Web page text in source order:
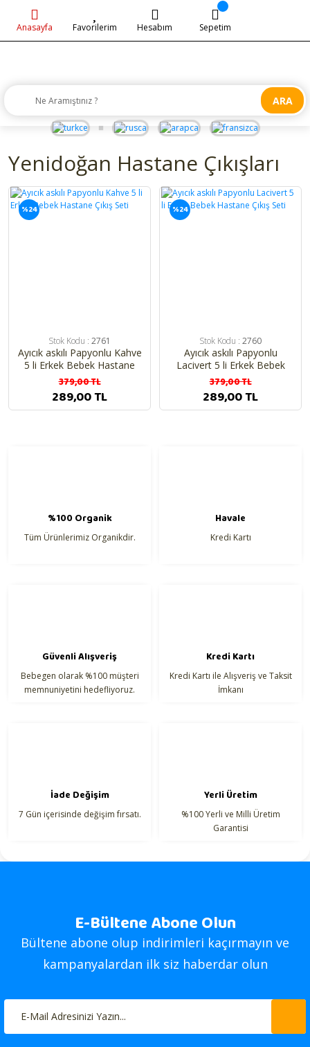
ARA
Anasayfa Favorilerim Hesabım Sepetim
Yenidoğan Hastane Çıkışları
%24
Stok Kodu : 2761
Ayıcık askılı Papyonlu Kahve
5 li Erkek Bebek Hastane
Çıkış Seti
379,00 TL
289,00 TL
%24
Stok Kodu : 2760
Ayıcık askılı Papyonlu
Lacivert 5 li Erkek Bebek
Hastane Çıkış Seti
379,00 TL
289,00 TL
%100 Organik
Tüm Ürünlerimiz Organikdir.
Havale
Kredi Kartı
Güvenli Alışveriş
Bebegen olarak %100 müşteri
memnuniyetini hedefliyoruz.
Kredi Kartı
Kredi Kartı ile Alışveriş ve Taksit
İmkanı
İade Değişim
7 Gün içerisinde değişim fırsatı.
Yerli Üretim
%100 Yerli ve Milli Üretim
Garantisi
E-Bültene Abone Olun
Bültene abone olup indirimleri kaçırmayın ve
kampanyalardan ilk siz haberdar olun